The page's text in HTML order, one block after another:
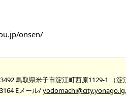
onsen/
鳥取県米子市淀江町西原1129-1 （淀
Eメール/